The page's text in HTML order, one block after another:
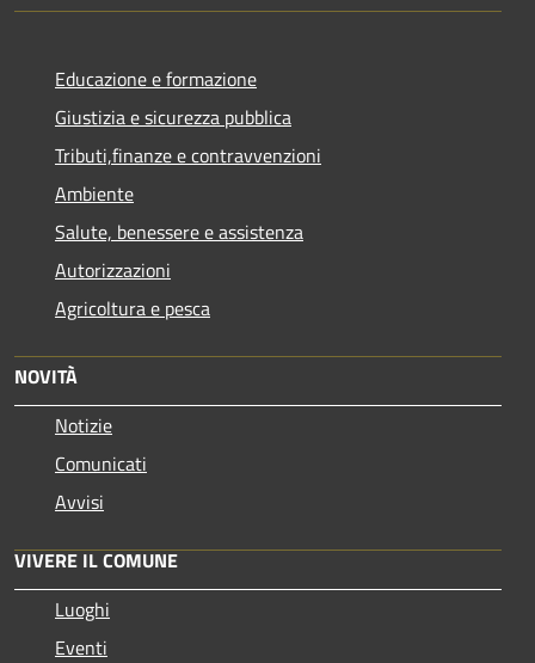
Educazione e formazione
Giustizia e sicurezza pubblica
Tributi,finanze e contravvenzioni
Ambiente
Salute, benessere e assistenza
Autorizzazioni
Agricoltura e pesca
NOVITÀ
Notizie
Comunicati
Avvisi
VIVERE IL COMUNE
Luoghi
Eventi